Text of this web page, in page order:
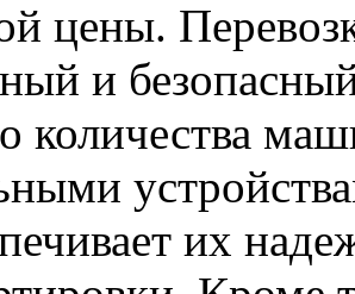
цены.
и
количества
их